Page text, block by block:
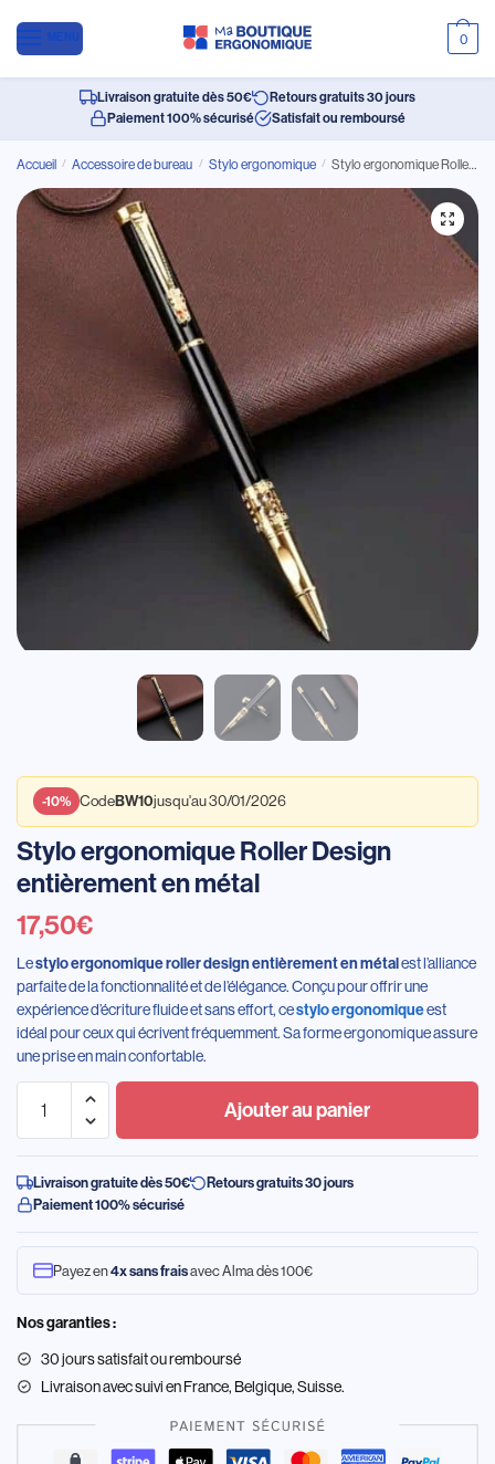
MENU 0
Livraison gratuite dès 50€
Retours gratuits 30 jours
Paiement 100% sécurisé
Satisfait ou remboursé
Accueil / Accessoire de bureau / Stylo ergonomique / Stylo ergonomique Roller Design entièrement en métal
-10% CodeBW10jusqu'au 30/01/2026
Stylo ergonomique Roller Design
entièrement en métal
17,50€
Lestylo ergonomique roller design entièrement en métalest l’alliance
parfaite de la fonctionnalité et de l’élégance. Conçu pour offrir une
expérience d’écriture fluide et sans effort, cestylo ergonomiqueest
idéal pour ceux qui écrivent fréquemment. Sa forme ergonomique assure
une prise en main confortable.
Ajouter au panier
Livraison gratuite dès 50€
Retours gratuits 30 jours
Paiement 100% sécurisé
Payez en4x sans fraisavec Alma dès 100€
Nos garanties :
30 jours satisfait ou remboursé
Livraisonavec suivi en France, Belgique, Suisse.